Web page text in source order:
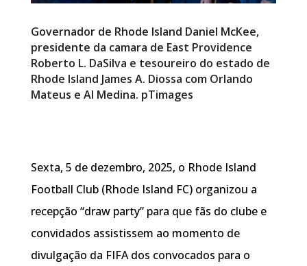
Governador de Rhode Island Daniel McKee,
presidente da camara de East Providence
Roberto L. DaSilva e tesoureiro do estado de
Rhode Island James A. Diossa com Orlando
Mateus e Al Medina. pTimages
Sexta, 5 de dezembro, 2025, o Rhode Island
Football Club (Rhode Island FC) organizou a
recepção “draw party” para que fãs do clube e
convidados assistissem ao momento de
divulgação da FIFA dos convocados para o